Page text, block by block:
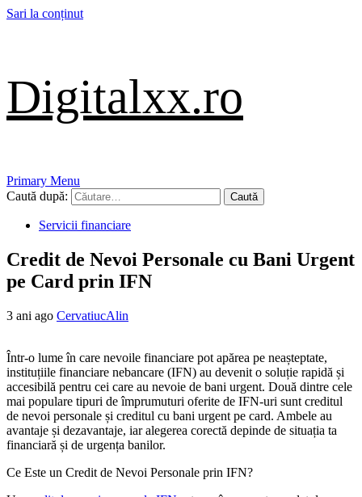
Sari la conținut
Digitalxx.ro
Primary Menu
Caută după:
Servicii financiare
Credit de Nevoi Personale cu Bani Urgent
pe Card prin IFN
3 ani ago CervatiucAlin
Într-o lume în care nevoile financiare pot apărea pe neașteptate,
instituțiile financiare nebancare (IFN) au devenit o soluție rapidă și
accesibilă pentru cei care au nevoie de bani urgent. Două dintre cele
mai populare tipuri de împrumuturi oferite de IFN-uri sunt creditul
de nevoi personale și creditul cu bani urgent pe card. Ambele au
avantaje și dezavantaje, iar alegerea corectă depinde de situația ta
financiară și de urgența banilor.
Ce Este un Credit de Nevoi Personale prin IFN?